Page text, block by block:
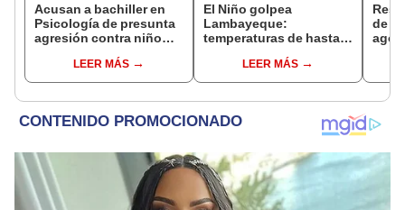
Acusan a bachiller en
Psicología de presunta
agresión contra niño
cámaras captan el
hecho
LEER MÁS
El Niño golpea
Lambayeque:
temperaturas de hasta
producción de mango y
palta
LEER MÁS
de